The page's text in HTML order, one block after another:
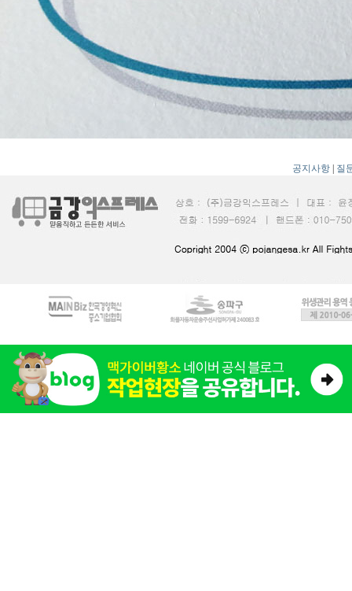
공지사항 | 질